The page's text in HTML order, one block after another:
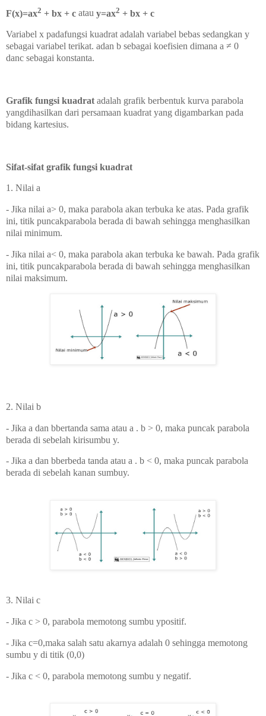
F(x)=ax2 + bx + c atau y=ax2 + bx + c
Variabel x padafungsi kuadrat adalah variabel bebas sedangkan y
sebagai variabel terikat. adan b sebagai koefisien dimana a ≠ 0
danc sebagai konstanta.
Grafik fungsi kuadrat adalah grafik berbentuk kurva parabola
yangdihasilkan dari persamaan kuadrat yang digambarkan pada
bidang kartesius.
Sifat-sifat grafik fungsi kuadrat
1. Nilai a
- Jika nilai a> 0, maka parabola akan terbuka ke atas. Pada grafik
ini, titik puncakparabola berada di bawah sehingga menghasilkan
nilai minimum.
- Jika nilai a< 0, maka parabola akan terbuka ke bawah. Pada grafik
ini, titik puncakparabola berada di bawah sehingga menghasilkan
nilai maksimum.
2. Nilai b
- Jika a dan bbertanda sama atau a . b > 0, maka puncak parabola
berada di sebelah kirisumbu y.
- Jika a dan bberbeda tanda atau a . b < 0, maka puncak parabola
berada di sebelah kanan sumbuy.
3. Nilai c
- Jika c > 0, parabola memotong sumbu ypositif.
- Jika c=0,maka salah satu akarnya adalah 0 sehingga memotong
sumbu y di titik (0,0)
- Jika c < 0, parabola memotong sumbu y negatif.